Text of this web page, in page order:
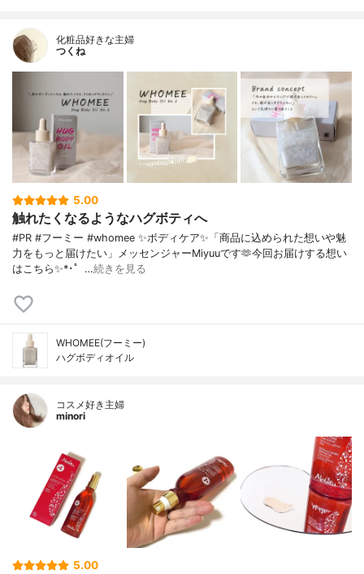
化粧品好きな主婦
つくね
5.00
触れたくなるようなハグボティへ
#PR #フーミー #whomee ✨ボディケア✨「商品に込められた想いや魅
力をもっと届けたい」メッセンジャーMiyuuです🫶今回お届けする想い
はこちら✨*･゜…続きを見る
WHOMEE(フーミー)
ハグボディオイル
コスメ好き主婦
minori
5.00